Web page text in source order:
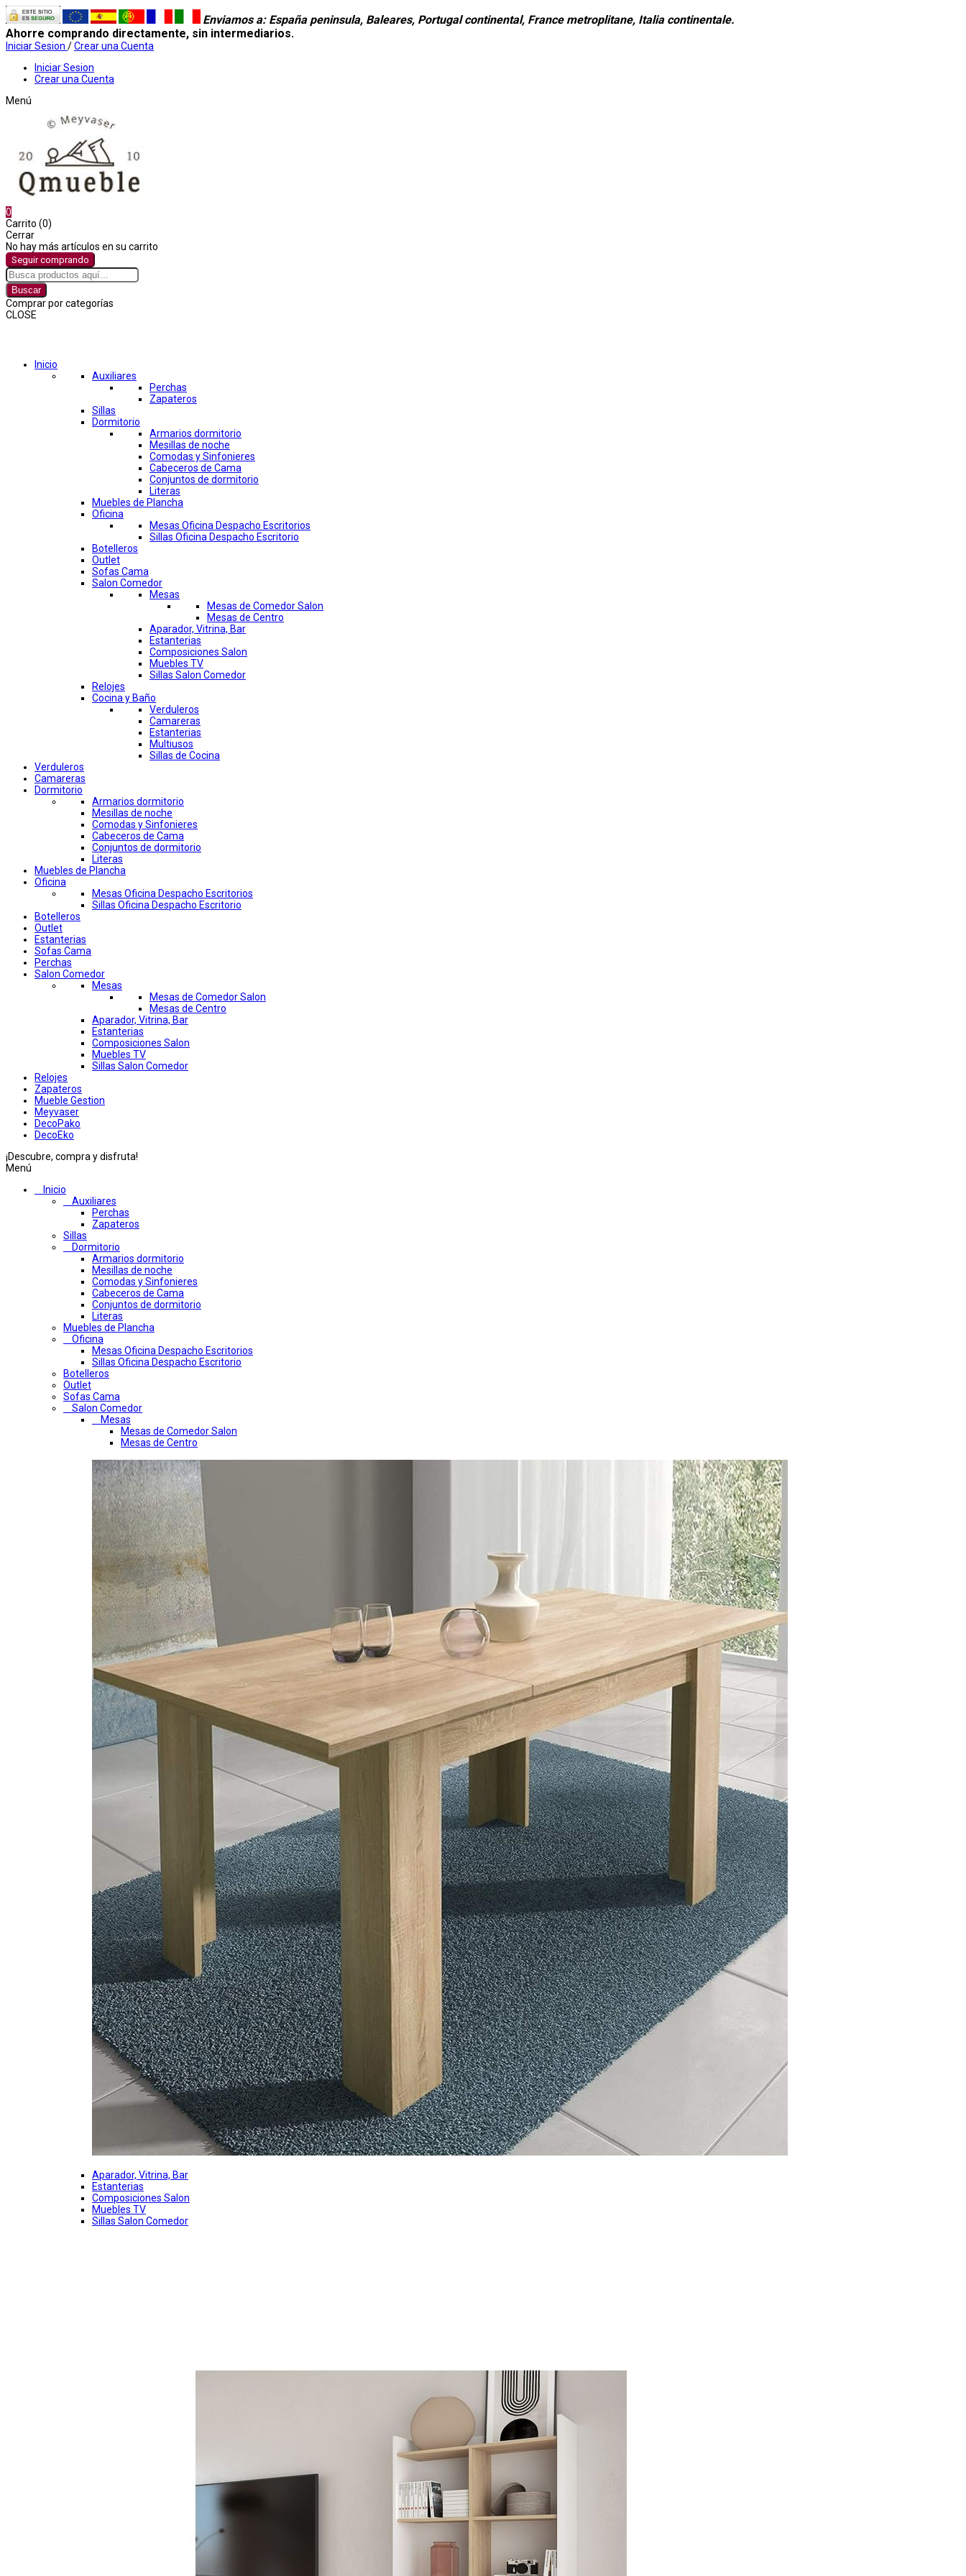
Enviamos a: España peninsula, Baleares, Portugal continental, France metroplitane, Italia continentale.
Ahorre comprando directamente, sin intermediarios.
Iniciar Sesion /Crear una Cuenta
Iniciar Sesion
Crear una Cuenta
Menú
0
Carrito (0)
Cerrar
No hay más artículos en su carrito
Seguir comprando
Buscar
Comprar por categorías
CLOSE
Inicio
Auxiliares
Perchas
Zapateros
Sillas
Dormitorio
Armarios dormitorio
Mesillas de noche
Comodas y Sinfonieres
Cabeceros de Cama
Conjuntos de dormitorio
Literas
Muebles de Plancha
Oficina
Mesas Oficina Despacho Escritorios
Sillas Oficina Despacho Escritorio
Botelleros
Outlet
Sofas Cama
Salon Comedor
Mesas
Mesas de Comedor Salon
Mesas de Centro
Aparador, Vitrina, Bar
Estanterias
Composiciones Salon
Muebles TV
Sillas Salon Comedor
Relojes
Cocina y Baño
Verduleros
Camareras
Estanterias
Multiusos
Sillas de Cocina
Verduleros
Camareras
Dormitorio
Armarios dormitorio
Mesillas de noche
Comodas y Sinfonieres
Cabeceros de Cama
Conjuntos de dormitorio
Literas
Muebles de Plancha
Oficina
Mesas Oficina Despacho Escritorios
Sillas Oficina Despacho Escritorio
Botelleros
Outlet
Estanterias
Sofas Cama
Perchas
Salon Comedor
Mesas
Mesas de Comedor Salon
Mesas de Centro
Aparador, Vitrina, Bar
Estanterias
Composiciones Salon
Muebles TV
Sillas Salon Comedor
Relojes
Zapateros
Mueble Gestion
Meyvaser
DecoPako
DecoEko
¡Descubre, compra y disfruta!
Menú
Inicio
Auxiliares
Perchas
Zapateros
Sillas
Dormitorio
Armarios dormitorio
Mesillas de noche
Comodas y Sinfonieres
Cabeceros de Cama
Conjuntos de dormitorio
Literas
Muebles de Plancha
Oficina
Mesas Oficina Despacho Escritorios
Sillas Oficina Despacho Escritorio
Botelleros
Outlet
Sofas Cama
Salon Comedor
Mesas
Mesas de Comedor Salon
Mesas de Centro
Aparador, Vitrina, Bar
Estanterias
Composiciones Salon
Muebles TV
Sillas Salon Comedor